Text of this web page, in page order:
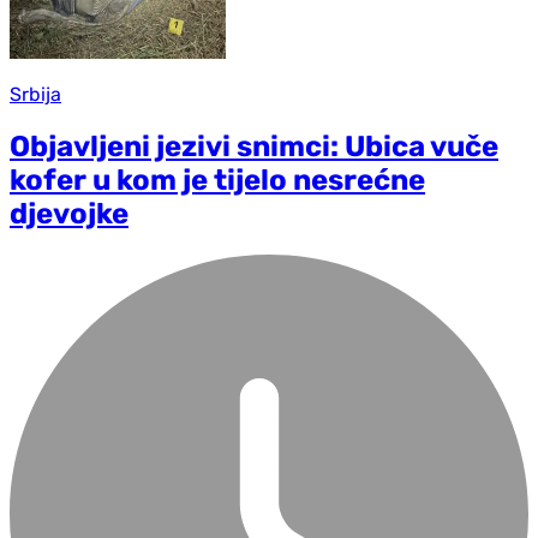
Srbija
Objavljeni jezivi snimci: Ubica vuče
kofer u kom je tijelo nesrećne
djevojke